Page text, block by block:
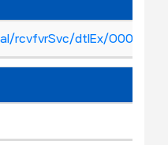
rcvfvrSvc/dtlEx/